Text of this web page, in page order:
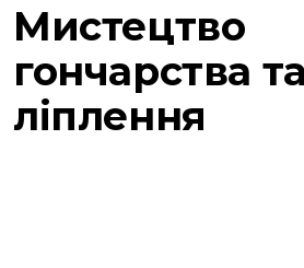
Мистецтво
гончарства та
ліплення